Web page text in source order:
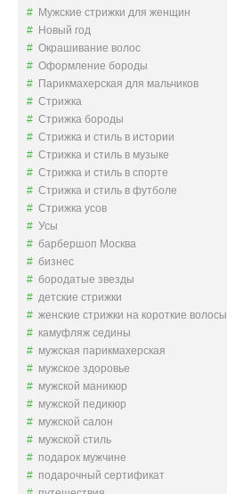
Мужские стрижки для женщин
Новый год
Окрашивание волос
Оформление бороды
Парикмахерская для мальчиков
Стрижка
Стрижка бороды
Стрижка и стиль в истории
Стрижка и стиль в музыке
Стрижка и стиль в спорте
Стрижка и стиль в футболе
Стрижка усов
Усы
барбершоп Москва
бизнес
бородатые звезды
детские стрижки
женские стрижки на короткие волосы
камуфляж седины
мужская парикмахерская
мужское здоровье
мужской маникюр
мужской педикюр
мужской салон
мужской стиль
подарок мужчине
подарочный сертификат